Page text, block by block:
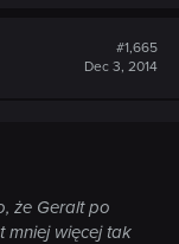
#1,665
Dec 3, 2014
że Geralt po
mniej więcej tak